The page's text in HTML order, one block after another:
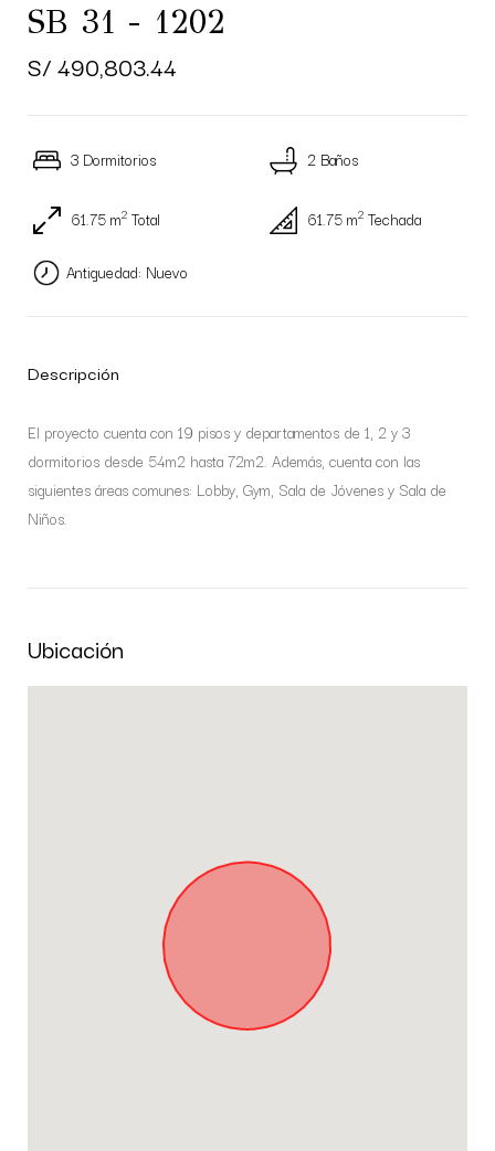
SB 31 - 1202
S/ 490,803.44
3 Dormitorios 2 Baños
61.75 m2 Total 61.75 m2 Techada
Antiguedad: Nuevo
Descripción
El proyecto cuenta con 19 pisos y departamentos de 1, 2 y 3
dormitorios desde 54m2 hasta 72m2. Además, cuenta con las
siguientes áreas comunes: Lobby, Gym, Sala de Jóvenes y Sala de
Niños.
Ubicación